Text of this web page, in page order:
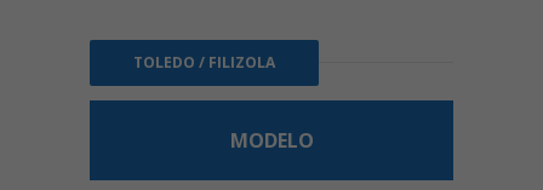
TOLEDO / FILIZOLA
MODELO